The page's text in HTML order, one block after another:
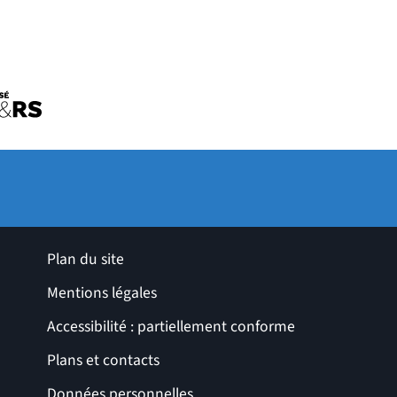
fenêtre)
de l'université
fenêtre)
utiles
Plan du site
Mentions légales
Accessibilité : partiellement conforme
Plans et contacts